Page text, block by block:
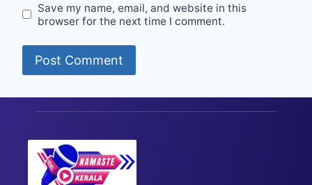
Save my name, email, and website in this
browser for the next time I comment.